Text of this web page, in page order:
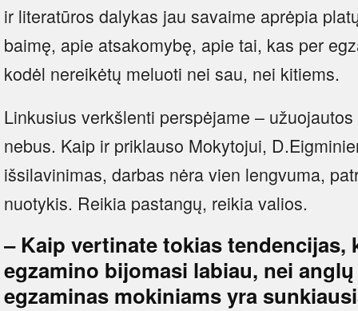
ir literatūros dalykas jau savaime aprėpia
baimę, apie atsakomybę, apie tai, kas per
kodėl nereikėtų meluoti nei sau, nei kitiems.
Linkusius verkšlenti perspėjame –
nebus. Kaip ir priklauso Mokytojui,
išsilavinimas, darbas nėra vien lengvuma,
nuotykis. Reikia pastangų, reikia valios.
– Kaip vertinate tokias tendencijas,
egzamino bijomasi labiau, nei
egzaminas mokiniams yra